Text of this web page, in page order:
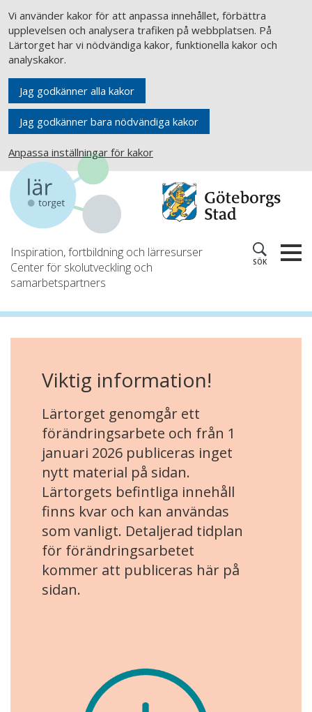
Vi använder kakor för att anpassa innehållet, förbättra
upplevelsen och analysera trafiken på webbplatsen. På
Lärtorget har vi nödvändiga kakor, funktionella kakor och
analyskakor.
Jag godkänner alla kakor
Jag godkänner bara nödvändiga kakor
Anpassa inställningar för kakor
Inspiration, fortbildning och lärresurser
Center för skolutveckling och
samarbetspartners
SÖK
Viktig information!
Lärtorget genomgår ett
förändringsarbete och från 1
januari 2026 publiceras inget
nytt material på sidan.
Lärtorgets befintliga innehåll
finns kvar och kan användas
som vanligt. Detaljerad tidplan
för förändringsarbetet
kommer att publiceras här på
sidan.